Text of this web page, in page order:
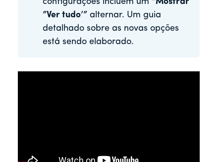
configurações incluem um “Mostrar
”Ver tudo’” alternar. Um guia
detalhado sobre as novas opções
está sendo elaborado.